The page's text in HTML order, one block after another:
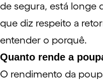
de segura, está longe
que diz respeito a
entender o porquê.
Quanto rende a
O rendimento da